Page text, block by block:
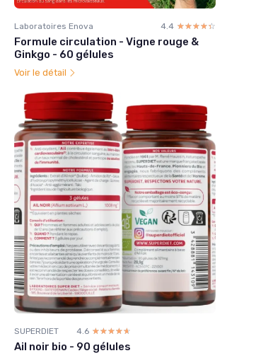
Laboratoires Enova 4.4 ☆☆☆☆☆
★★★★★
Formule circulation - Vigne rouge &
Ginkgo - 60 gélules
Voir le détail
SUPERDIET 4.6 ☆☆☆☆☆
★★★★★
Ail noir bio - 90 gélules